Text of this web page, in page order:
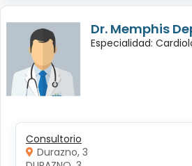
Dr. Memphis
Especialidad:
Consultorio
Durazno, 3